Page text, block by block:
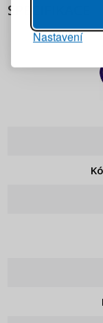
Nastavení
SPECIFIKACE